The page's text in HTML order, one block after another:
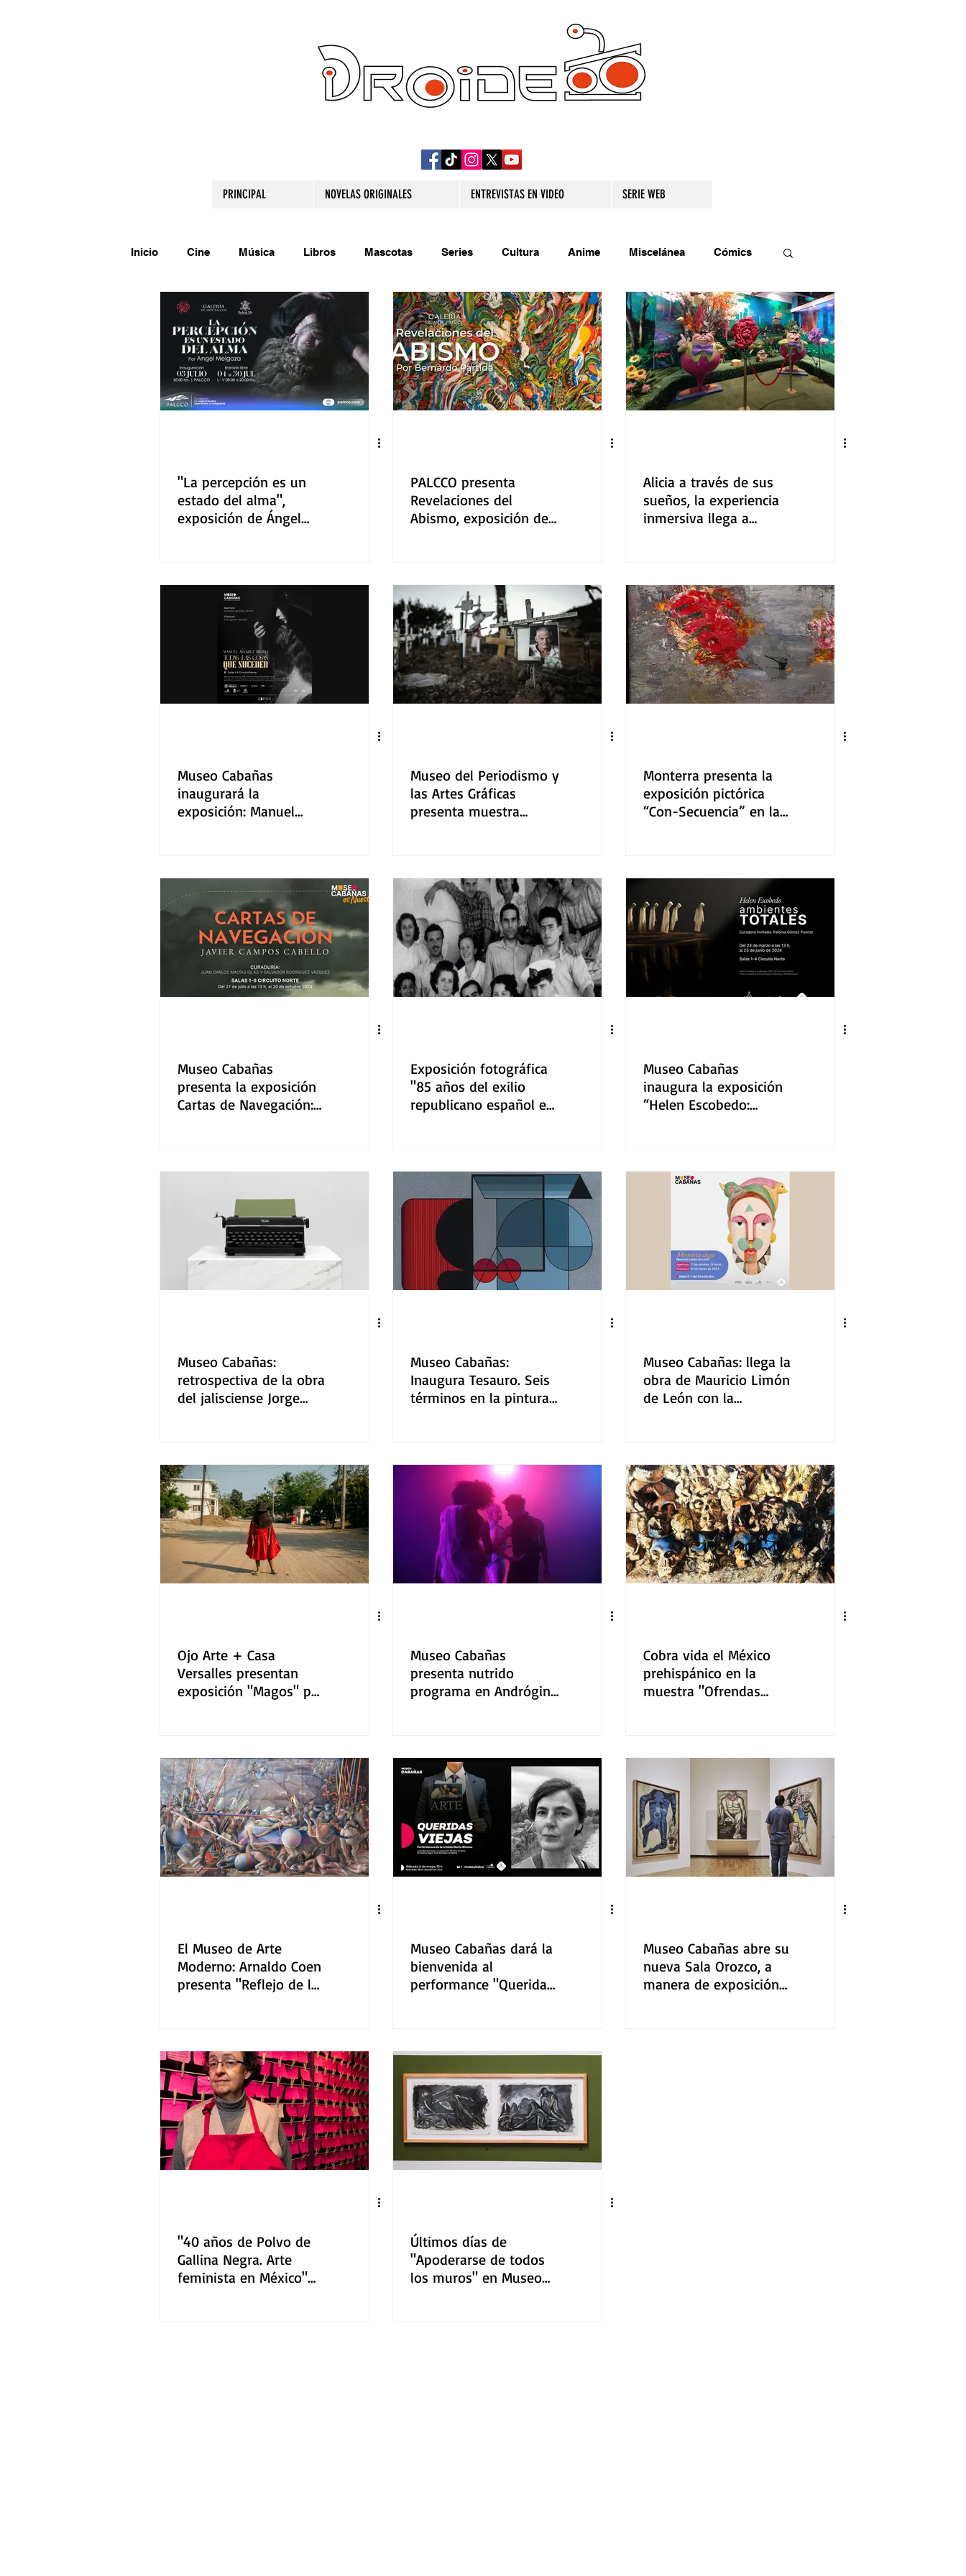
PRINCIPAL NOVELAS ORIGINALES ENTREVISTAS EN VIDEO SERIE WEB
Inicio Cine Música Libros Mascotas Series Cultura Anime Miscelánea Cómics
Comparte tu talento Relatos originales Extra Relatos Trivias Videojuegos Teatro
Gastronomía Tecnología
"La percepción es un
estado del alma",
exposición de Ángel
PALCCO presenta
Revelaciones del
Abismo, exposición de
Alicia a través de sus
sueños, la experiencia
inmersiva llega a
Museo Cabañas
inaugurará la
exposición: Manuel
Museo del Periodismo y
las Artes Gráficas
presenta muestra
contemporánea en
Jalisco”
Monterra presenta la
exposición pictórica
“Con-Secuencia” en la
Museo Cabañas
presenta la exposición
Cartas de Navegación:
Exposición fotográfica
"85 años del exilio
republicano español en
Museo Cabañas
inaugura la exposición
“Helen Escobedo:
Museo Cabañas:
retrospectiva de la obra
del jalisciense Jorge
Museo Cabañas:
Inaugura Tesauro. Seis
términos en la pintura
Museo Cabañas: llega la
obra de Mauricio Limón
de León con la
Ojo Arte + Casa
Versalles presentan
exposición "Magos" por
Museo Cabañas
presenta nutrido
programa en Andrógina
Cobra vida el México
prehispánico en la
muestra "Ofrendas
El Museo de Arte
Moderno: Arnaldo Coen
presenta "Reflejo de lo
Museo Cabañas dará la
bienvenida al
performance "Queridas
Museo Cabañas abre su
nueva Sala Orozco, a
manera de exposición
"40 años de Polvo de
Gallina Negra. Arte
feminista en México"
Últimos días de
"Apoderarse de todos
los muros" en Museo